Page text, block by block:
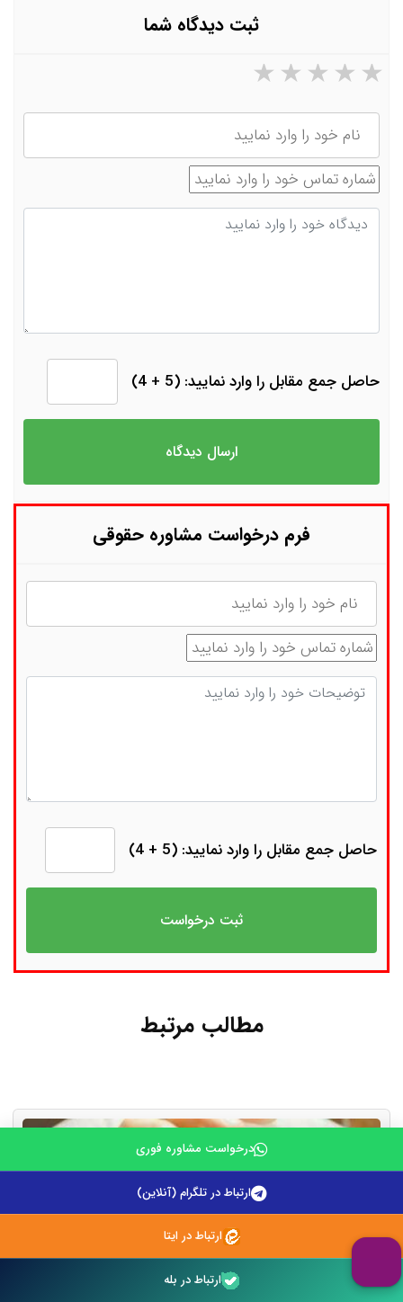
ثبت دیدگاه شما
۵ ستاره از ۵ ۴ ستاره از ۵ ۳ ستاره از ۵ ۲ ستاره از ۵
نام
شماره تماس
دیدگاه
حاصل جمع مقابل را وارد نمایید: (5 + 4)
فرم درخواست مشاوره حقوقی
نام
شماره تماس
توضیحات
حاصل جمع مقابل را وارد نمایید: (5 + 4)
مطالب مرتبط
درخواست مشاوره فوری
ارتباط در تلگرام (آنلاین)
ارتباط در ایتا
ارتباط در بله